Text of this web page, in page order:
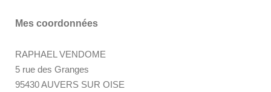
Mes coordonnées
RAPHAEL VENDOME
5 rue des Granges
95430 AUVERS SUR OISE